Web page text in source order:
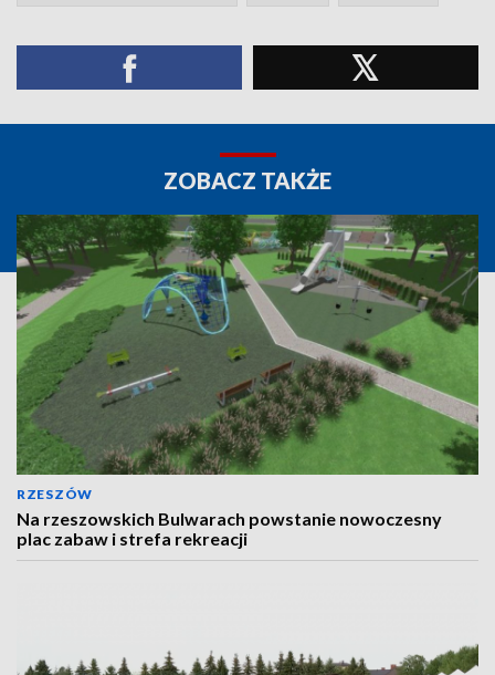
ZOBACZ TAKŻE
RZESZÓW
Na rzeszowskich Bulwarach powstanie nowoczesny
plac zabaw i strefa rekreacji